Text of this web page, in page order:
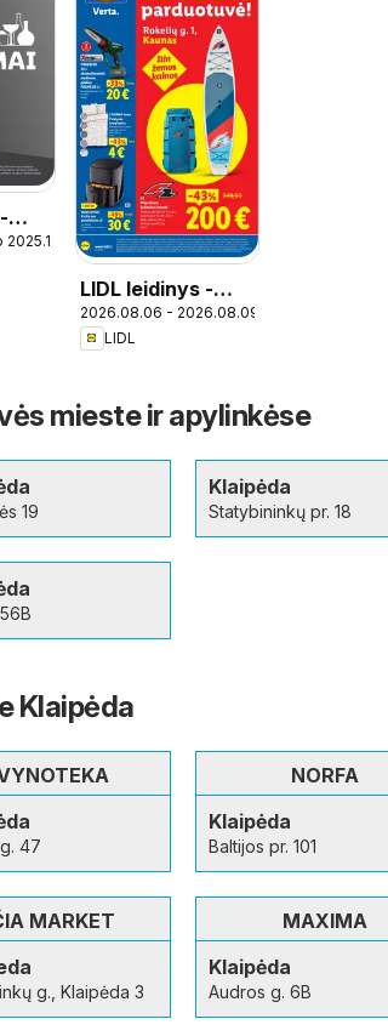
LIDL leidinys -
Nauja parduotuvė
Kaune
2026.08.06 - 2026.08.09
LIDL
mieste ir apylinkėse
19
Klaipėda
Statybininkų pr. 18
Klaipėda
47
NORFA
Klaipėda
Baltijos pr. 101
MARKET
g., Klaipėda 3
MAXIMA
Klaipėda
Audros g. 6B